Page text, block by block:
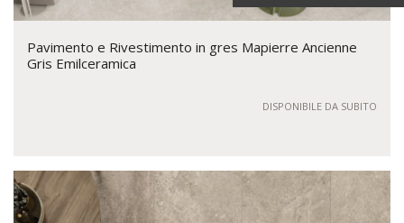
Pavimento e Rivestimento in gres Mapierre Ancienne
Gris Emilceramica
DISPONIBILE DA SUBITO